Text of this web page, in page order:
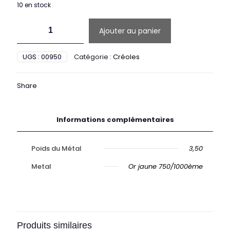
10 en stock
Créoles
Or
système
Ajouter au panier
UGS : 00950 Catégorie : Créoles
Share
Informations complémentaires
Poids du Métal
3,50
Metal
Or jaune 750/1000ème
Produits similaires